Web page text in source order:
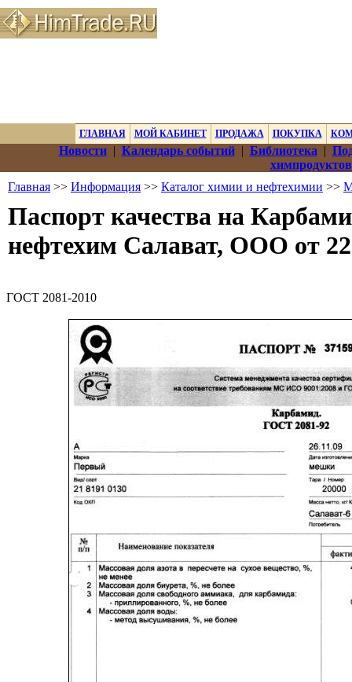
ГЛАВНАЯ МОЙ КАБИНЕТ ПРОДАЖА ПОКУПКА
Новости| Календарь событий| Библиотека |
химпродуктов
Главная >> Информация >> Каталог химии и нефтехимии >>
Паспорт качества на
нефтехим Салават, ООО от
ГОСТ 2081-2010